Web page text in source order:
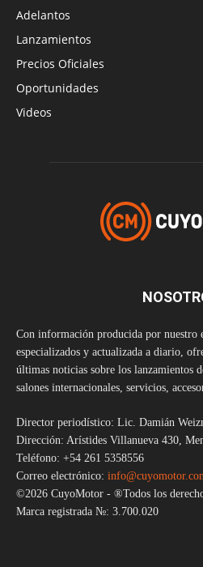
Adelantos
Lanzamientos
Precios Oficiales
Oportunidades
Videos
Con información producida por nuestro
especializados y actualizada a diario,
últimas noticias sobre los lanzamientos
salones internacionales, servicios,
Director periodístico: Lic. Damián
Dirección: Arístides Villanueva 430,
Teléfono: +54 261 5358556
Correo electrónico:
©2026 CuyoMotor - ®Todos los
Marca registrada №: 3.700.020